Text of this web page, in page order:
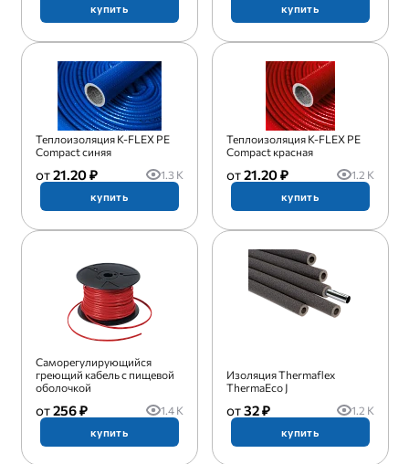
купить
купить
Теплоизоляция K-FLEX PE
Compact синяя
21.20 ₽
1.3 K
купить
Теплоизоляция K-FLEX PE
Compact красная
21.20 ₽
1.2 K
купить
Саморегулирующийся
греющий кабель с пищевой
оболочкой
256 ₽
1.4 K
купить
Изоляция Thermaflex
ThermaEco J
32 ₽
1.2 K
купить